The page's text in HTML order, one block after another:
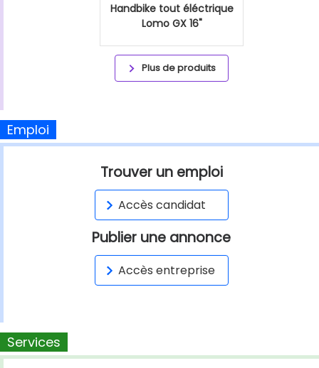
Handbike tout éléctrique
Lomo GX 16"
Plus de produits
Emploi
Trouver un emploi
Accès candidat
Publier une annonce
Accès entreprise
Services